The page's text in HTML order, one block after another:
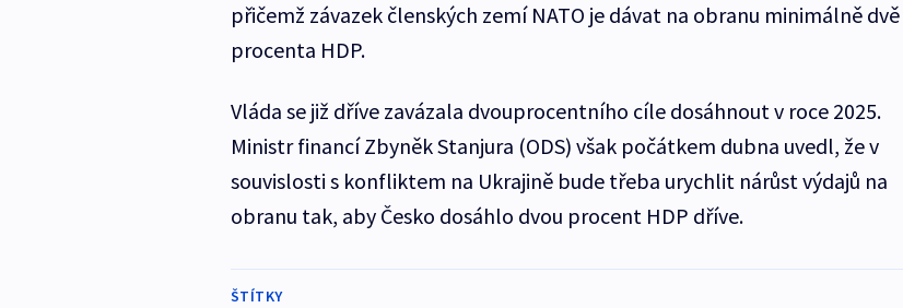
přičemž závazek členských zemí NATO je dávat na obranu minimálně dvě
procenta HDP.
Vláda se již dříve zavázala dvouprocentního cíle dosáhnout v roce 2025.
Ministr financí Zbyněk Stanjura (ODS) však počátkem dubna uvedl, že v
souvislosti s konfliktem na Ukrajině bude třeba urychlit nárůst výdajů na
obranu tak, aby Česko dosáhlo dvou procent HDP dříve.
ŠTÍTKY